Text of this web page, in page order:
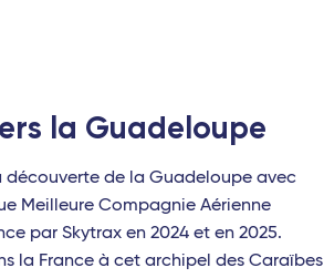
- TGVla Guadeloupe
découverte de la Guadeloupe avec
Meilleure Compagnie Aérienne
par Skytrax en 2024 et en 2025.
la France à cet archipel des Caraïbes